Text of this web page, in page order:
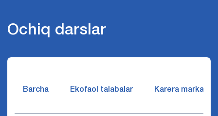
Ochiq darslar
Barcha Ekofaol talabalar Karera markazi